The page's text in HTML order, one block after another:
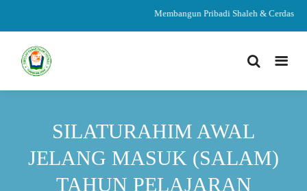
Membangun Pribadi Shaleh & Cerdas
SILATURAHIM AWAL
JELANG MASUK (SALAM)
TAHUN PELAJARAN